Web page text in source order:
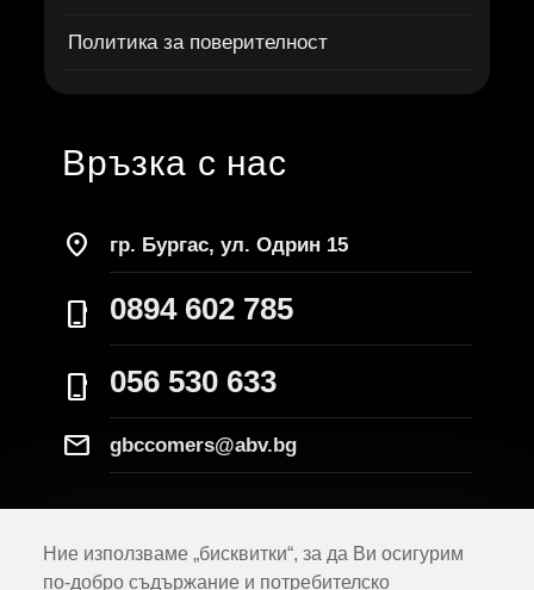
Ние използваме „бисквитки“, за да Ви осигурим
по-добро съдържание и потребителско
Политика за поверителност
Връзка с нас
location_on гр. Бургас, ул. Одрин 15
phone_iphone 0894 602 785
phone_iphone 056 530 633
Mail gbccomers@abv.bg